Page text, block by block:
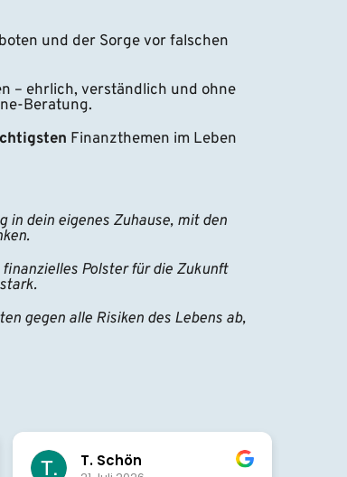
und der Sorge vor falschen
– ehrlich, verständlich und ohne
Beratung.
Finanzthemen im Leben
in dein eigenes Zuhause, mit den
Polster für die Zukunft
gegen alle Risiken des Lebens ab,
Beatrix Bulut